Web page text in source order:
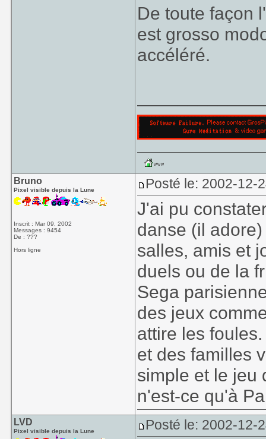
De toute façon
est grosso
accéléré.
Bruno
Pixel visible depuis la Lune
Inscrit : Mar 09, 2002
Messages : 9454
De : ???
Hors ligne
Posté le: 2002-12-
J'ai pu
danse (il
salles, amis et
duels ou de la
Sega
des jeux
attire les
et des familles
simple et le jeu
n'est-ce qu'à
LVD
Pixel visible depuis la Lune Posté le: 2002-12-